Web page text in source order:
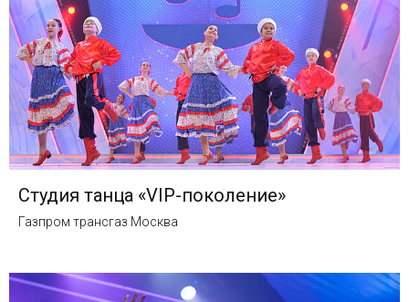
Студия танца «VIP-поколение»
Газпром трансгаз Москва